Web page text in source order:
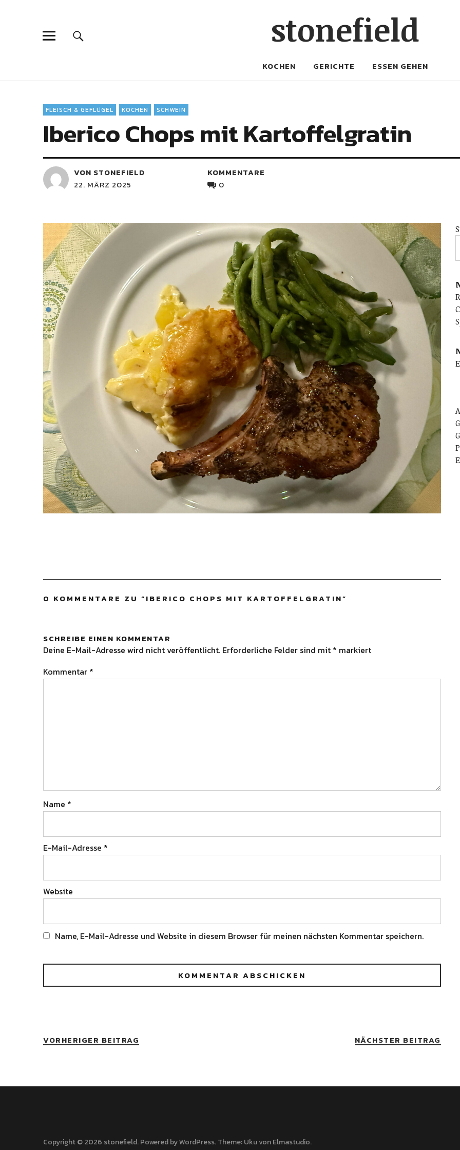
stonefield
KOCHEN GERICHTE ESSEN GEHEN
FLEISCH & GEFLÜGEL KOCHEN SCHWEIN
Iberico Chops mit Kartoffelgratin
VON STONEFIELD
22. MÄRZ 2025
KOMMENTARE
0
0 KOMMENTARE ZU “IBERICO CHOPS MIT KARTOFFELGRATIN”
SCHREIBE EINEN KOMMENTAR
Deine E-Mail-Adresse wird nicht veröffentlicht. Erforderliche Felder sind mit * markiert
Kommentar *
Name *
E-Mail-Adresse *
Website
Name, E-Mail-Adresse und Website in diesem Browser für meinen nächsten Kommentar speichern.
VORHERIGER BEITRAG NÄCHSTER BEITRAG
Copyright © 2026 stonefield Powered byWordPress Theme: Uku vonElmastudio